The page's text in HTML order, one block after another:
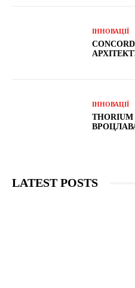
ІННОВАЦІЇ
ІННОВАЦІЇ
THORIUM
LATEST POSTS